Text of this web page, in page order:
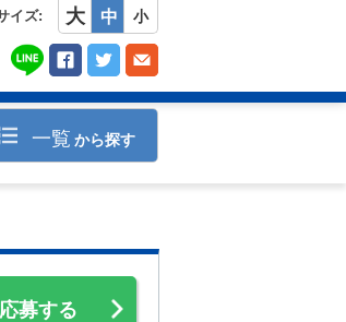
イズ: 大 中 小
一覧 から探す
応募する